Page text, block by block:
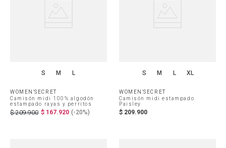
S M L
WOMEN'SECRET
Camisón midi 100% algodón
estampado rayas y perritos
$ 209.900 $ 167.920 (-20%)
S M L XL
WOMEN'SECRET
Camisón midi estampado
Paisley
$ 209.900